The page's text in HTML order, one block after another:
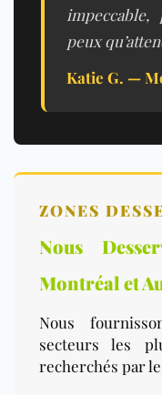
peux
Katie G. —
ZONES
Nous
Montréal et
Nous
secteurs les
recherchés par